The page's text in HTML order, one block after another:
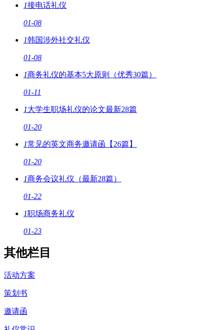
1接电话礼仪
01-08
1韩国涉外社交礼仪
01-08
1商务礼仪的基本5大原则（优秀30篇）
01-11
1大学生职场礼仪的论文最新28篇
01-20
1常见的英文商务邀请函【26篇】
01-20
1商务会议礼仪（最新28篇）
01-22
1职场商务礼仪
01-23
其他栏目
活动方案
策划书
邀请函